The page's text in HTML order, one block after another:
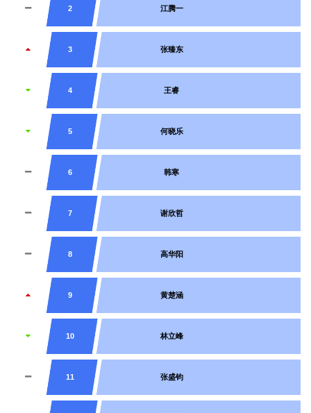
2 江腾一
3 张臻东
4 王睿
5 何晓乐
6 韩寒
7 谢欣哲
8 高华阳
9 黄楚涵
10 林立峰
11 张盛钧